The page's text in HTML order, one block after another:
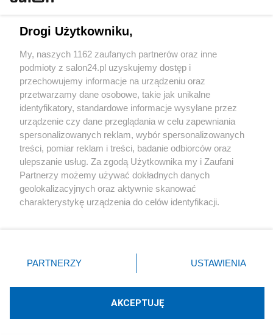
Sport
Społeczeństwo
Kultura
X Facebook Instagram Youtube
Technologię dostarcza:W3media.pl
Drogi Użytkowniku,
My, naszych 1162 zaufanych partnerów oraz inne
podmioty z salon24.pl uzyskujemy dostęp i
przechowujemy informacje na urządzeniu oraz
przetwarzamy dane osobowe, takie jak unikalne
identyfikatory, standardowe informacje wysyłane przez
urządzenie czy dane przeglądania w celu zapewniania
spersonalizowanych reklam, wybór spersonalizowanych
treści, pomiar reklam i treści, badanie odbiorców oraz
ulepszanie usług. Za zgodą Użytkownika my i Zaufani
Partnerzy możemy używać dokładnych danych
geolokalizacyjnych oraz aktywnie skanować
charakterystykę urządzenia do celów identyfikacji.
zmienić/wycofać klikając przycisk ustawień prywatności
znajdujący się w lewym dolnym rogu strony
rodzaje przetwarzania danych nie wymagają zgody
użytkownika, ale masz prawo sprzeciwić się takiemu
PARTNERZY USTAWIENIA
AKCEPTUJĘ